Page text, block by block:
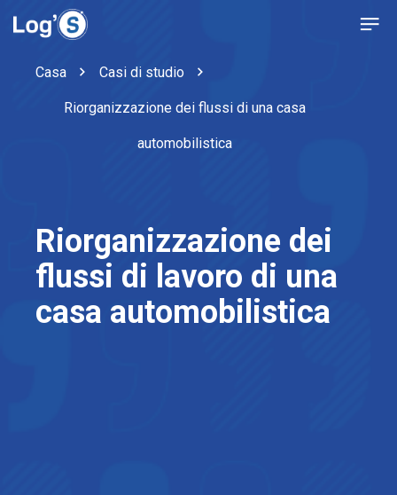
Casa Casi di studio
Riorganizzazione dei flussi di una casa
automobilistica
Riorganizzazione dei
flussi di lavoro di una
casa automobilistica